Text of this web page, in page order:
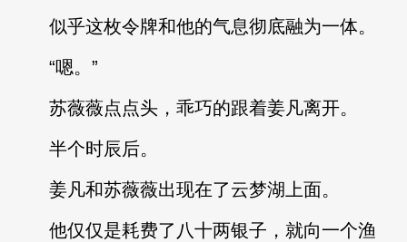
似乎这枚令牌和他的气息彻底融为一体。
“嗯。”
苏薇薇点点头，乖巧的跟着姜凡离开。
半个时辰后。
姜凡和苏薇薇出现在了云梦湖上面。
他仅仅是耗费了八十两银子，就向一个渔